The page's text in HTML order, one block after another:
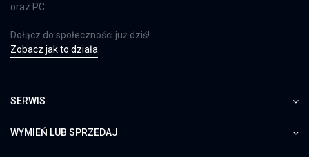
oraz PC.
Dołącz do społeczności już dziś!
Zobacz jak to działa
SERWIS
WYMIEŃ LUB SPRZEDAJ